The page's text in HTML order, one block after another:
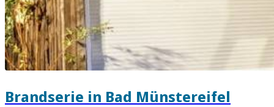
Brandserie in Bad Münstereifel